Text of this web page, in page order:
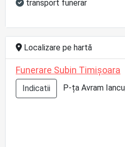
transport funerar
Localizare pe hartă
Funerare Subin Timișoara
Indicatii P-ța Avram